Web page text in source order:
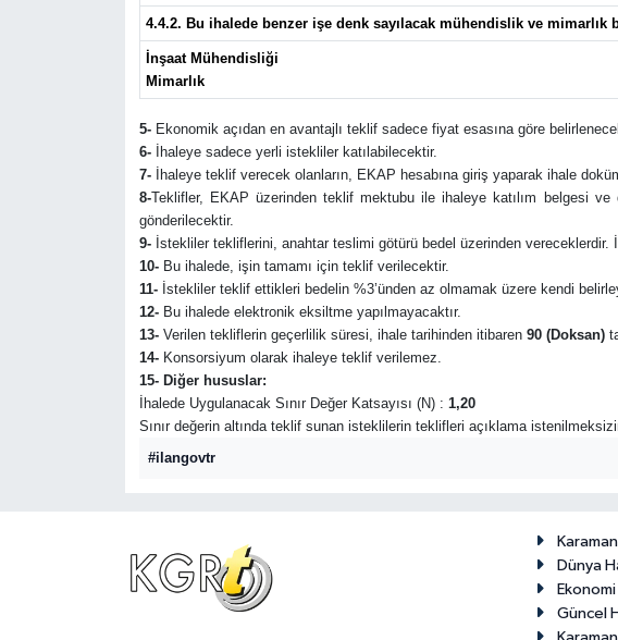
4.4.2. Bu ihalede benzer işe denk sayılacak mühendislik ve mimarlık
İnşaat Mühendisliği
Mimarlık
5-Ekonomik açıdan en avantajlı teklif sadece fiyat esasına göre
6-
İhaleye sadece yerli istekliler katılabilecektir.
7-İhaleye teklif verecek olanların, EKAP hesabına giriş yaparak ihale
8-Teklifler, EKAP üzerinden teklif mektubu ile ihaleye katılım belgesi
gönderilecektir.
9-İstekliler tekliflerini, anahtar teslimi götürü bedel üzerinden vereceklerdir.
10-Bu ihalede, işin tamamı için teklif verilecektir.
11-İstekliler teklif ettikleri bedelin %3’ünden az olmamak üzere kendi
12- Bu ihalede elektronik eksiltme yapılmayacaktır.
13-Verilen tekliflerin geçerlilik süresi, ihale tarihinden itibaren 90 (Doksan)
14-Konsorsiyum olarak ihaleye teklif verilemez.
15- Diğer hususlar:
İhalede Uygulanacak Sınır Değer Katsayısı (N) : 1,20
Sınır değerin altında teklif sunan isteklilerin teklifleri açıklama
#ilangovtr
Dünya
Güncel